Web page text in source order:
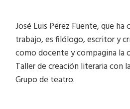
José Luis Pérez Fuente, que
trabajo, es filólogo, escritor y
como docente y compagina la
Taller de creación literaria con
Grupo de teatro.